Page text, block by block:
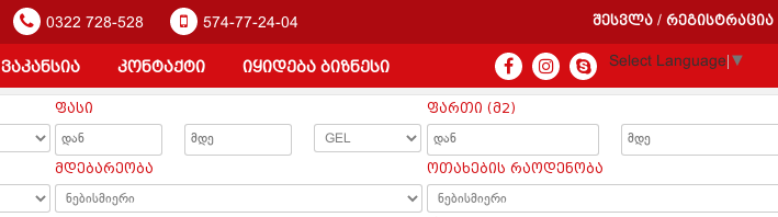
0322 728-528 574-77-24-04 შესვლა / რეგისტრაცია
ვაკანსია კონტაქტი იყიდება ბიზნესი Select Language ▼
ფასი ფართი (მ2)
მდებარეობა ოთახების რაოდენობა